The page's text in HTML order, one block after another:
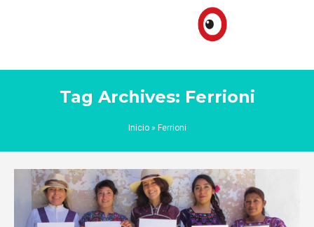
Tag Archives: Ferrioni
Inicio» Ferrioni